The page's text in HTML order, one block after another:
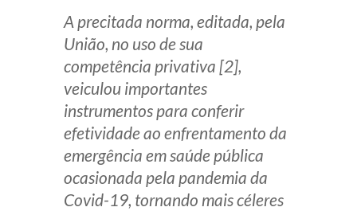
Telefone (41) 2109-8666
Whatsapp (41) 98881-6616
A precitada norma, editada, pela
União, no uso de sua
competência privativa [2],
veiculou importantes
instrumentos para conferir
efetividade ao enfrentamento da
emergência em saúde pública
ocasionada pela pandemia da
Covid-19, tornando mais céleres